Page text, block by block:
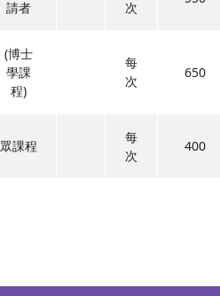
請者
次
(博士
學課
程)
每
次
650
眾課程
每
次
400